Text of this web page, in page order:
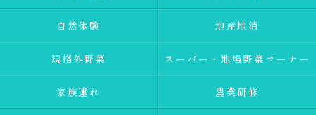
自然体験 地産地消
規格外野菜 スーパー・地場野菜コーナー
家族連れ 農業研修